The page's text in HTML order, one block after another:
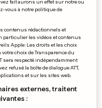
fait aurons un effet sur notre ou
vous à notre politique de
contenus rédactionnels et
particulier les vidéos et contenus
Apple: Les droits et les choix
choix de Transparence du
sera respecté indépendamment
refusé la boîte de dialogue ATT,
et sur les sites web.
externes, traitent
: